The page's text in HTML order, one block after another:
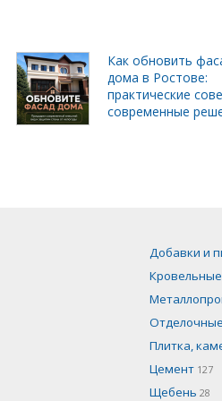
Как обновить
дома в Ростове:
практические
современные
Добавки и
Плитка,
Цемент 127
Щебень 28